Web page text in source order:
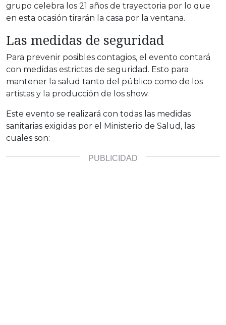
grupo celebra los 21 años de trayectoria por lo que
en esta ocasión tirarán la casa por la ventana.
Las medidas de seguridad
Para prevenir posibles contagios, el evento contará
con medidas estrictas de seguridad. Esto para
mantener la salud tanto del público como de los
artistas y la producción de los show.
Este evento se realizará con todas las medidas
sanitarias exigidas por el Ministerio de Salud, las
cuales son: